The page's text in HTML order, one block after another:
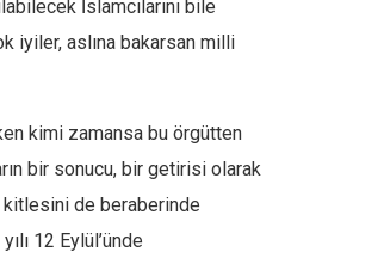
İslamcılarını bile
iyiler, aslına bakarsan milli
kimi zamansa bu örgütten
bir sonucu, bir getirisi olarak
kitlesini de beraberinde
12 Eylül’ünde